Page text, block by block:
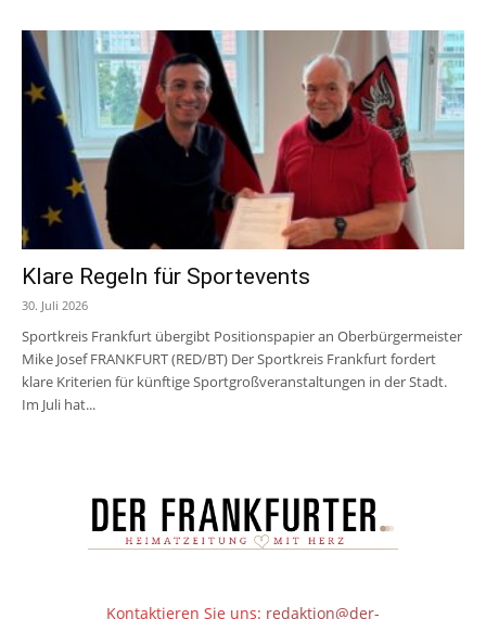
Klare Regeln für Sportevents
30. Juli 2026
Sportkreis Frankfurt übergibt Positionspapier an Oberbürgermeister
Mike Josef FRANKFURT (RED/BT) Der Sportkreis Frankfurt fordert
klare Kriterien für künftige Sportgroßveranstaltungen in der Stadt.
Im Juli hat...
Kontaktieren Sie uns: redaktion@der-